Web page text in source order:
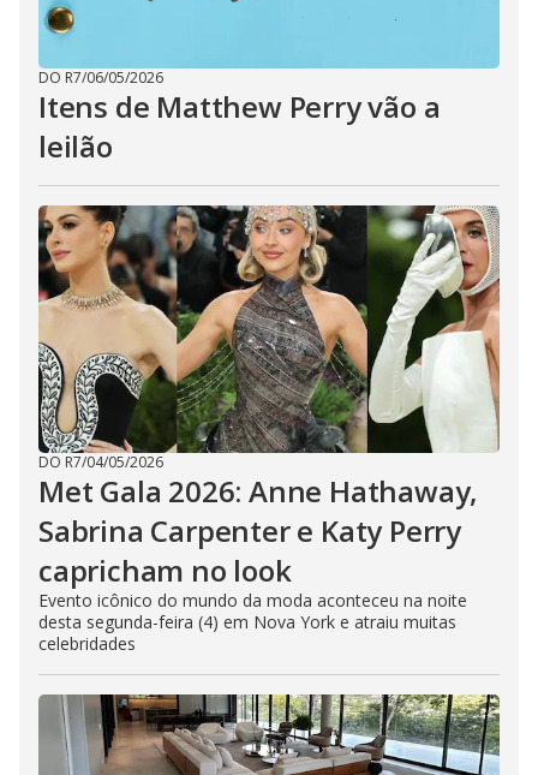
DO R7/06/05/2026
Itens de Matthew Perry vão a
leilão
DO R7/04/05/2026
Met Gala 2026: Anne Hathaway,
Sabrina Carpenter e Katy Perry
capricham no look
Evento icônico do mundo da moda aconteceu na noite
desta segunda-feira (4) em Nova York e atraiu muitas
celebridades